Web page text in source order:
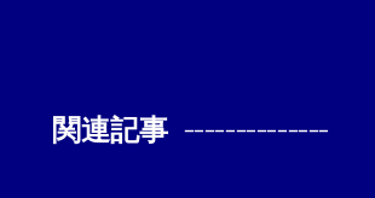
関連記事 --------------